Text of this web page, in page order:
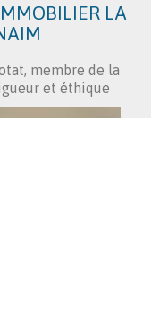
LA
membre de la
et éthique